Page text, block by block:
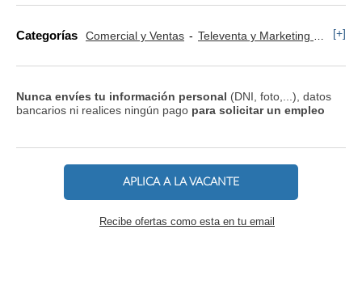
Categorías Comercial y Ventas Televenta y Marketing Telefónico [+]
Nunca envíes tu información personal (DNI, foto,...), datos
bancarios ni realices ningún pago para solicitar un empleo
APLICA A LA VACANTE
Recibe ofertas como esta en tu email